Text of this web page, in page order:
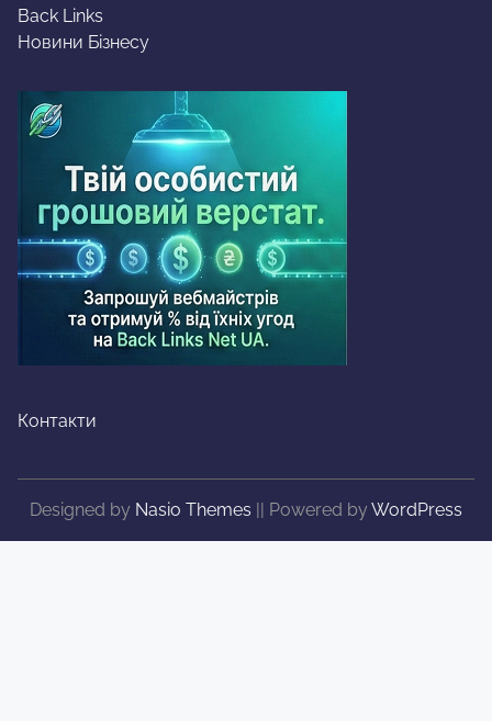
Back Links
Новини Бізнесу
Контакти
Designed by Nasio Themes Powered by WordPress